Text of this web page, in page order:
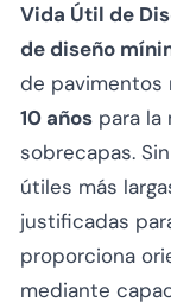
Vida Útil de
de diseño
de pavimentos
10 años para la
sobrecapas.
útiles más
justificadas
proporciona
mediante